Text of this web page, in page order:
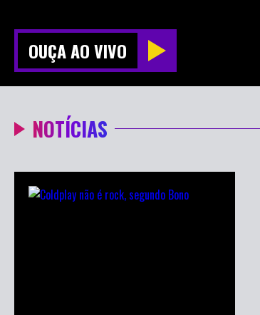
OUÇA AO VIVO
NOTÍCIAS